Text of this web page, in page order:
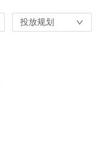
投放规划